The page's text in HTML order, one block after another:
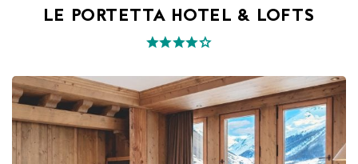
LE PORTETTA HOTEL & LOFTS